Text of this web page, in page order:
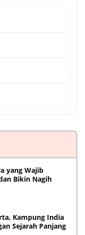
yang Wajib
Bikin Nagih
Kampung India
Sejarah Panjang